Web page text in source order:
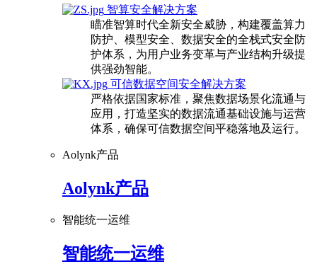
智算安全解决方案
瞄准智算时代全新安全威胁，构建覆盖算力
防护、模型安全、数据安全的全栈式安全防
护体系，为用户业务变革与产业结构升级提
供强劲智能。
可信数据空间安全解决方案
严格依据国家标准，聚焦数据场景化流通与
应用，打造坚实的数据流通基础设施与运营
体系，确保可信数据空间平稳落地及运行。
Aolynk产品
Aolynk产品
智能统一运维
智能统一运维